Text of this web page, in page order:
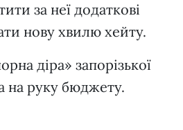
за неї додаткові
нову хвилю хейту.
діра» запорізької
на руку бюджету.